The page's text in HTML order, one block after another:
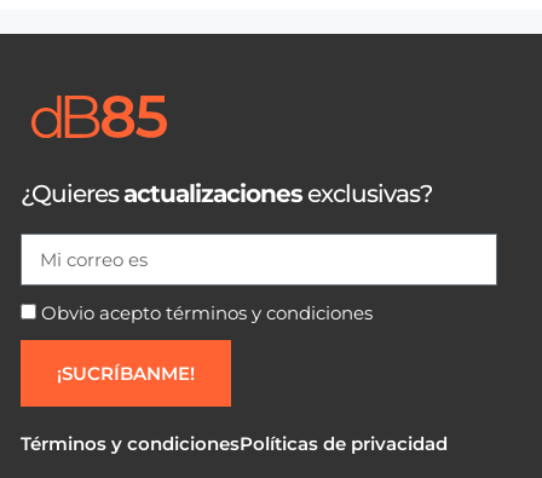
¿Quieresactualizacionesexclusivas?
Obvio acepto términos y condiciones
¡SUCRÍBANME!
Términos y condicionesPolíticas de privacidad